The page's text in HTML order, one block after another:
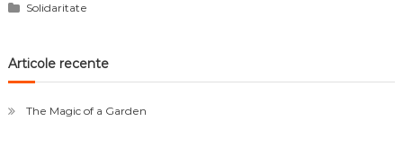
Solidaritate
Articole recente
The Magic of a Garden